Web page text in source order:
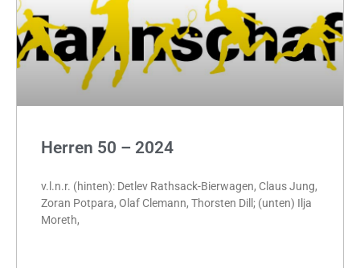
Herren 50 – 2024
v.l.n.r. (hinten): Detlev Rathsack-Bierwagen, Claus Jung,
Zoran Potpara, Olaf Clemann, Thorsten Dill; (unten) Ilja
Moreth,